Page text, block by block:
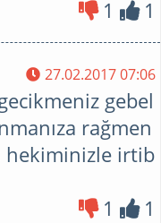
1
1
27.02.2017 07:06
gebel
rağmen
hekiminizle irtib
1
1